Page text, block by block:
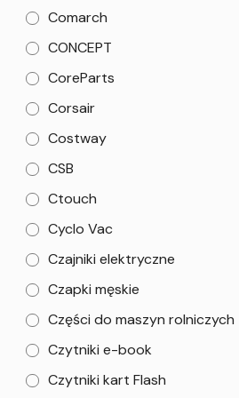
Comarch
CONCEPT
CoreParts
Corsair
Costway
CSB
Ctouch
Cyclo Vac
Czajniki elektryczne
Czapki męskie
Części do maszyn rolniczych
Czytniki e-book
Czytniki kart Flash